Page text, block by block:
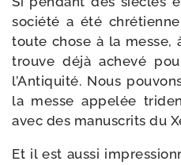
socié­té a été
toute chose à la messe,
trouve déjà ache­vé
l’Antiquité. Nous
la messe appe­lée
avec des manus­crits du
Et il est aus­si